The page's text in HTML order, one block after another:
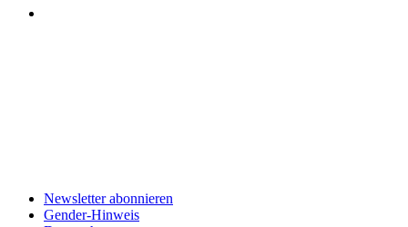
Newsletter abonnieren
Gender-Hinweis